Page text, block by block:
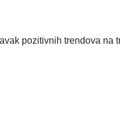
pozitivnih trendova na